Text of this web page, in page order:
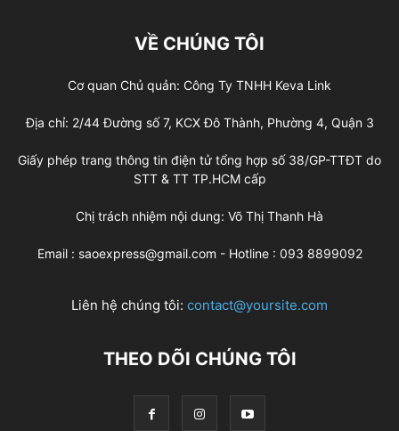
VỀ CHÚNG TÔI
Cơ quan Chủ quản: Công Ty TNHH Keva Link
Địa chỉ: 2/44 Đường số 7, KCX Đô Thành, Phường 4, Quận 3
Giấy phép trang thông tin điện tử tổng hợp số 38/GP-TTĐT do
STT & TT TP.HCM cấp
Chị trách nhiệm nội dung: Võ Thị Thanh Hà
Email : saoexpress@gmail.com - Hotline : 093 8899092
Liên hệ chúng tôi: contact@yoursite.com
THEO DÕI CHÚNG TÔI